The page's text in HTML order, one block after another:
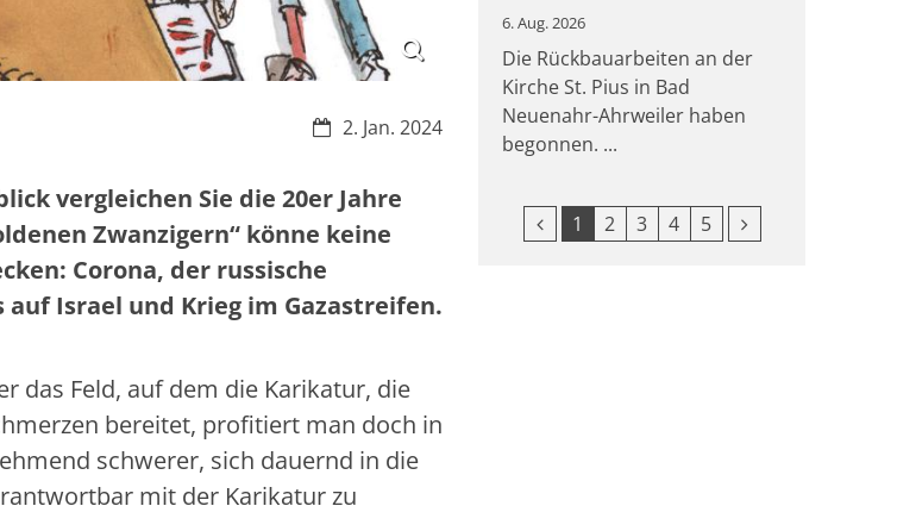
Datum:2. Jan. 2024
vergleichen Sie die 20er Jahre
Zwanzigern“ könne keine
Corona, der russische
Israel und Krieg im Gazastreifen.
das Feld, auf dem die Karikatur, die
bereitet, profitiert man doch in
schwerer, sich dauernd in die
mit der Karikatur zu
6. Aug. 2026
Die Rückbauarbeiten an der
Kirche St. Pius in Bad
Neuenahr-Ahrweiler haben
begonnen. ...
Vorherige Seite
1 2 3 4 5 Nächste Seite